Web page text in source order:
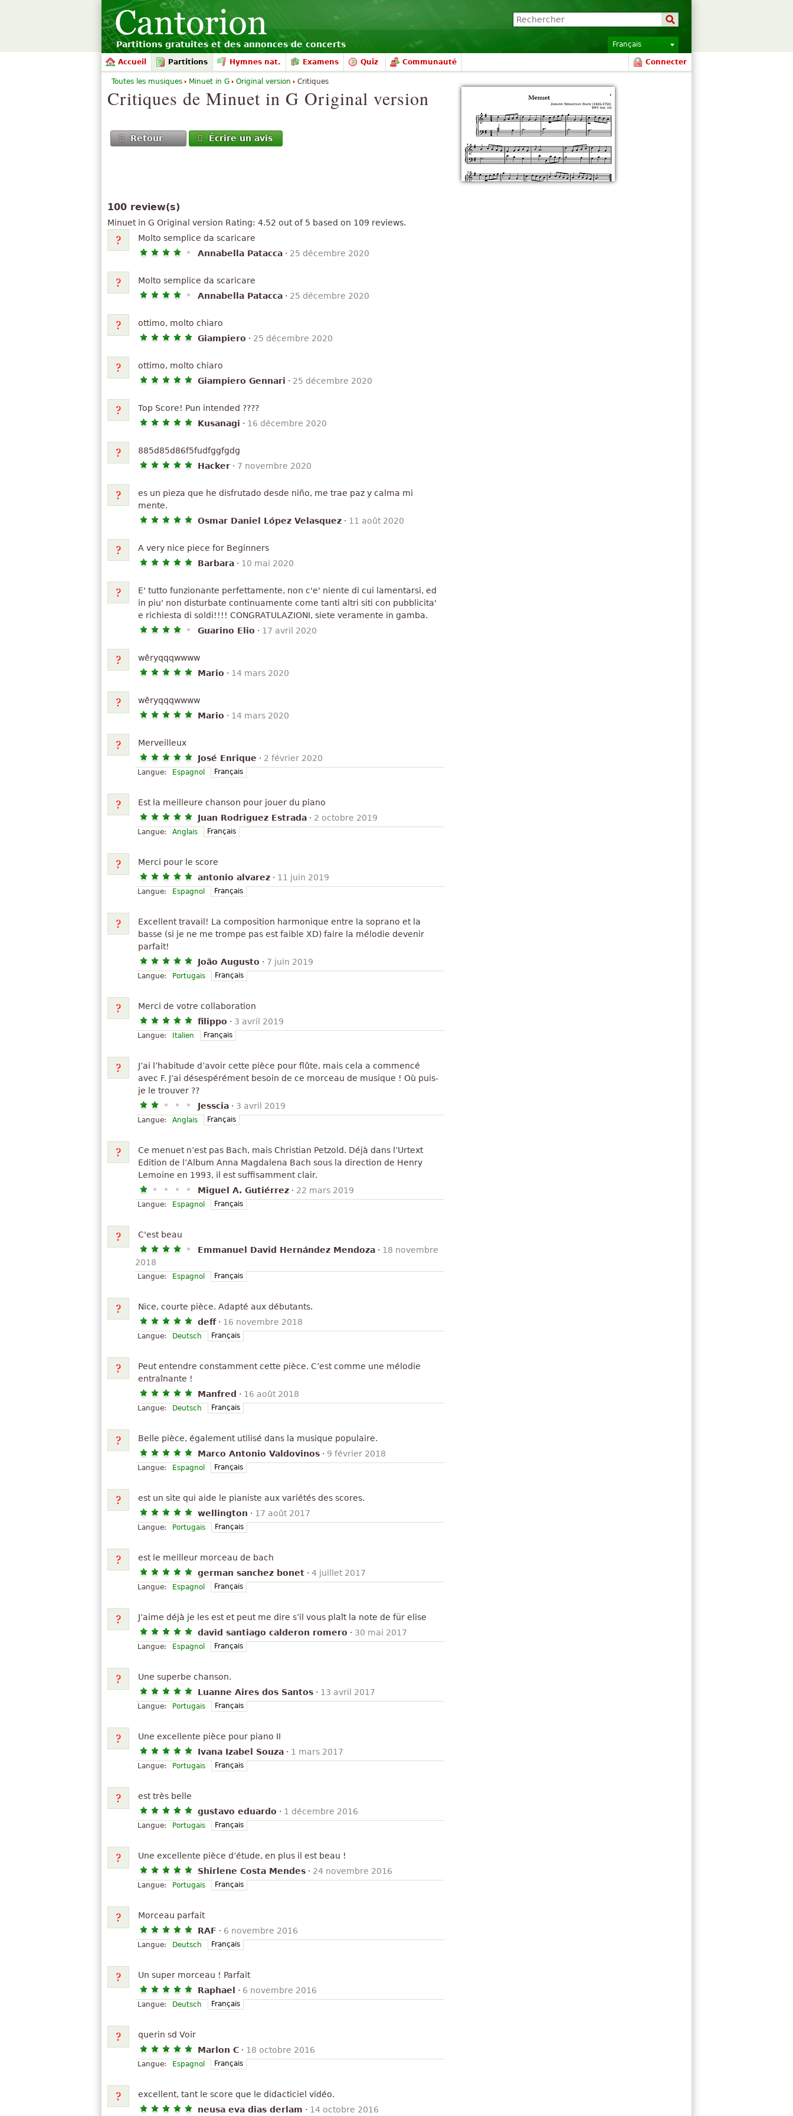
Partitions gratuites et des annonces de concerts Français
Accueil Partitions Hymnes nat. Examens Quiz Communauté Connecter
Critiques de Minuet in G Original version
Retour Écrire un avis
100 review(s)
Minuet in G Original version Rating: 4.52 out of 5 based on 109 reviews.
Molto semplice da scaricare
Annabella Patacca · 25 décembre 2020
Molto semplice da scaricare
Annabella Patacca · 25 décembre 2020
ottimo, molto chiaro
Giampiero · 25 décembre 2020
ottimo, molto chiaro
Giampiero Gennari · 25 décembre 2020
Top Score! Pun intended ????
Kusanagi · 16 décembre 2020
885d85d86f5fudfggfgdg
Hacker · 7 novembre 2020
es un pieza que he disfrutado desde niño, me trae paz y calma mi
mente.
Osmar Daniel López Velasquez · 11 août 2020
A very nice piece for Beginners
Barbara · 10 mai 2020
E' tutto funzionante perfettamente, non c'e' niente di cui lamentarsi, ed
in piu' non disturbate continuamente come tanti altri siti con pubblicita'
e richiesta di soldi!!!! CONGRATULAZIONI, siete veramente in gamba.
Guarino Elio · 17 avril 2020
wêryqqqwwww
Mario · 14 mars 2020
wêryqqqwwww
Mario · 14 mars 2020
Merveilleux
José Enrique · 2 février 2020
Langue: Espagnol Français
Est la meilleure chanson pour jouer du piano
Juan Rodriguez Estrada · 2 octobre 2019
Langue: Anglais Français
Merci pour le score
antonio alvarez · 11 juin 2019
Langue: Espagnol Français
Excellent travail! La composition harmonique entre la soprano et la
basse (si je ne me trompe pas est faible XD) faire la mélodie devenir
parfait!
João Augusto · 7 juin 2019
Langue: Portugais Français
Merci de votre collaboration
filippo · 3 avril 2019
Langue: Italien Français
J’ai l’habitude d’avoir cette pièce pour flûte, mais cela a commencé
avec F. J’ai désespérément besoin de ce morceau de musique ! Où puis-
je le trouver ??
Jesscia · 3 avril 2019
Langue: Anglais Français
Ce menuet n’est pas Bach, mais Christian Petzold. Déjà dans l’Urtext
Edition de l’Album Anna Magdalena Bach sous la direction de Henry
Lemoine en 1993, il est suffisamment clair.
Miguel A. Gutiérrez · 22 mars 2019
Langue: Espagnol Français
C'est beau
Emmanuel David Hernández Mendoza · 18 novembre
2018
Langue: Espagnol Français
Nice, courte pièce. Adapté aux débutants.
deff· 16 novembre 2018
Langue: Deutsch Français
Peut entendre constamment cette pièce. C’est comme une mélodie
entraînante !
Manfred · 16 août 2018
Langue: Deutsch Français
Belle pièce, également utilisé dans la musique populaire.
Marco Antonio Valdovinos · 9 février 2018
Langue: Espagnol Français
est un site qui aide le pianiste aux variétés des scores.
wellington · 17 août 2017
Langue: Portugais Français
est le meilleur morceau de bach
german sanchez bonet · 4 juillet 2017
Langue: Espagnol Français
J’aime déjà je les est et peut me dire s’il vous plaît la note de für elise
david santiago calderon romero · 30 mai 2017
Langue: Espagnol Français
Une superbe chanson.
Luanne Aires dos Santos · 13 avril 2017
Langue: Portugais Français
Une excellente pièce pour piano II
Ivana Izabel Souza · 1 mars 2017
Langue: Portugais Français
est très belle
gustavo eduardo · 1 décembre 2016
Langue: Portugais Français
Une excellente pièce d’étude, en plus il est beau !
Shirlene Costa Mendes · 24 novembre 2016
Langue: Portugais Français
Morceau parfait
RAF · 6 novembre 2016
Langue: Deutsch Français
Un super morceau ! Parfait
Raphael
· 6 novembre 2016
Langue: Deutsch Français
querin sd Voir
Marlon C · 18 octobre 2016
Langue: Espagnol Français
excellent, tant le score que le didacticiel vidéo.
neusa eva dias derlam · 14 octobre 2016
Toutes les musiques Minuet in G Original version Critiques